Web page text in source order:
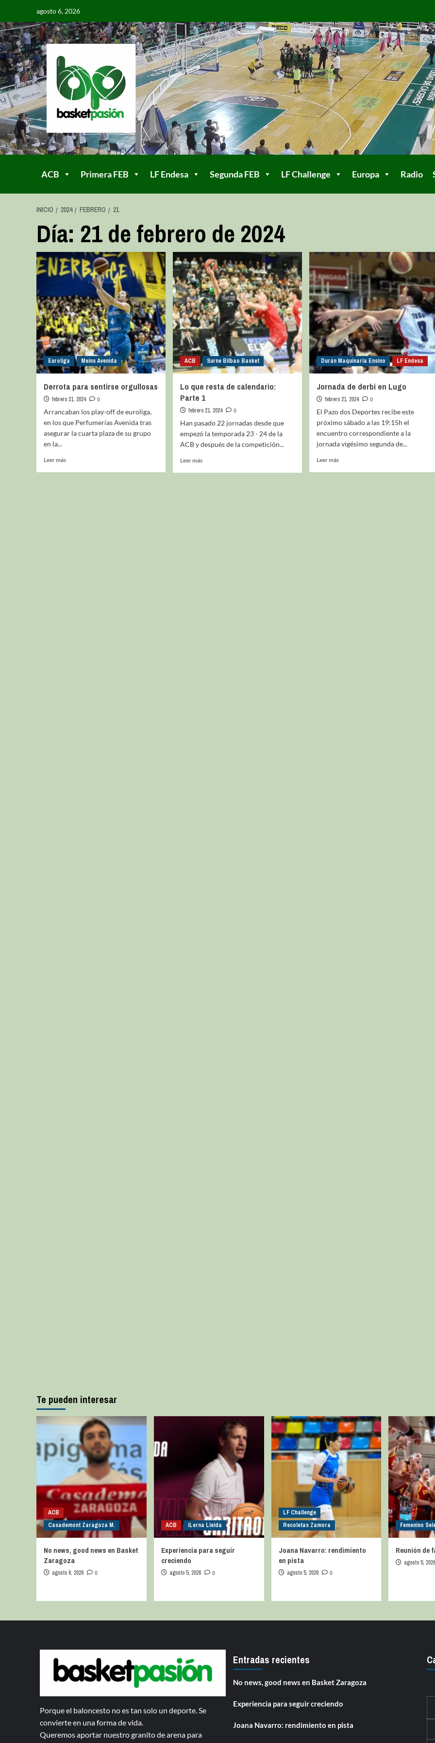
agosto 6, 2026
ACB Primera FEB LF Endesa Segunda FEB LF Challenge Europa Radio
INICIO 2024 FEBRERO 21
Día: 21 de febrero de 2024
Euroliga Meins Avenida
Derrota para sentirse orgullosas
febrero 21, 2024
0
Arrancaban los play-off de euroliga,
en los que Perfumerías Avenida tras
asegurar la cuarta plaza de su grupo
en la...
Leer más
ACB Surne Bilbao Basket
Lo que resta de calendario:
Parte 1
febrero 21, 2024
0
Han pasado 22 jornadas desde que
empezó la temporada 23 - 24 de la
ACB y después de la competición...
Leer más
Durán Maquinaria Ensino LF Endesa
Jornada de derbi en Lugo
febrero 21, 2024
0
El Pazo dos Deportes recibe este
próximo sábado a las 19:15h el
encuentro correspondiente a la
jornada vigésimo segunda de...
Leer más
Te pueden interesar
ACB
Casademont Zaragoza M.
No news, good news en Basket
Zaragoza
agosto 6, 2026 0
ACB iLerna Lleida
Experiencia para seguir
creciendo
agosto 5, 2026 0
LF Challenge
Recoletas Zamora
Joana Navarro: rendimiento
en pista
agosto 5, 2026 0
Femenino
Reunión de
agosto 5, 2026
Porque el baloncesto no es tan solo un deporte. Se
convierte en una forma de vida.
Queremos aportar nuestro granito de arena para
Entradas recientes
No news, good news en Basket Zaragoza
Experiencia para seguir creciendo
Joana Navarro: rendimiento en pista